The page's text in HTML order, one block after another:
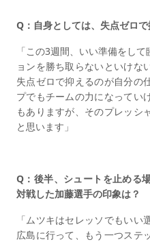
Q：自身としては、失点ゼロで
「この3週間、いい準備をし
ョンを勝ち取らないといけな
失点ゼロで抑えるのが自分の
プでもチームの力になってい
もありますが、そのプレッシ
と思います」
Q：後半、シュートを止める
対戦した加藤選手の印象は？
「ムツキはセレッソでもいい
広島に行って、もう一つステ